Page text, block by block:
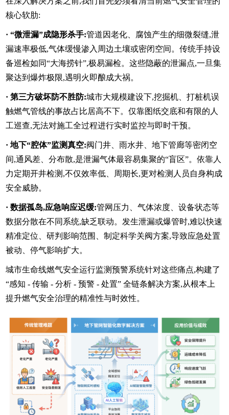
核心软肋:
·“微泄漏”成隐形杀手:管道因老化、腐蚀产生的细微裂缝,泄
漏速率极低,气体缓慢渗入周边土壤或密闭空间。传统手持设
备巡检如同“大海捞针”,极易漏检。这些隐蔽的泄漏点,一旦集
聚达到爆炸极限,遇明火即酿成大祸。
·第三方破坏防不胜防:城市大规模建设下,挖掘机、打桩机误
触燃气管线的事故占比居高不下。仅靠图纸交底和有限的人
工巡查,无法对施工全过程进行实时监控与即时干预。
·地下“腔体”监测真空:阀门井、雨水井、地下管廊等密闭空
间,通风差、分布散,是泄漏气体最容易集聚的“盲区”。依靠人
力定期开井检测,不仅效率低、周期长,更对检测人员自身构成
安全威胁。
·数据孤岛,应急响应迟缓:管网压力、气体浓度、设备状态等
数据分散在不同系统,缺乏联动。发生泄漏或爆管时,难以快速
精准定位、研判影响范围、制定科学关阀方案,导致应急处置
被动、停气影响扩大。
城市生命线燃气安全运行监测预警系统针对这些痛点,构建了
“感知 - 传输 - 分析 - 预警 - 处置” 全链条解决方案,从根本上
提升燃气安全治理的精准性与时效性。